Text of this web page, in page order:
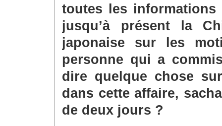
toutes les
jusqu’à présent la
japonaise sur les
personne qui a
dire quelque chose
dans cette affaire,
de deux jours ?